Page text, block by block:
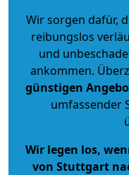
Wir sorgen dafür,
reibungslos
und
ankommen.
günstigen
umfassender
Wir legen los,
von Stuttgart